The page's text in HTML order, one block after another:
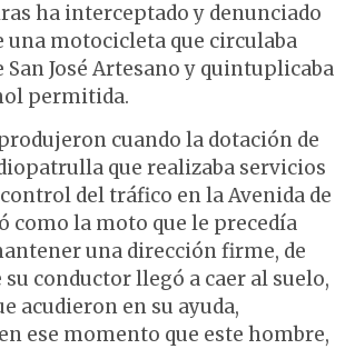
ha interceptado y denunciado
una motocicleta que circulaba
José Artesano y quintuplicaba
permitida.
cuando la dotación de
que realizaba servicios
del tráfico en la Avenida de
como la moto que le precedía
una dirección firme, de
conductor llegó a caer al suelo,
acudieron en su ayuda,
ese momento que este hombre,